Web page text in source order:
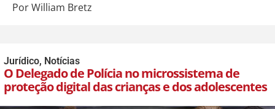
Por William Bretz
Jurídico, Notícias
O Delegado de Polícia no microssistema de
proteção digital das crianças e dos adolescentes